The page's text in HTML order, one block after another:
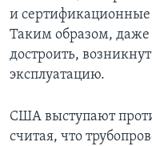
и сертификационные
Таким образом, даже
достроить,
эксплуатацию.
США выступают
считая, что